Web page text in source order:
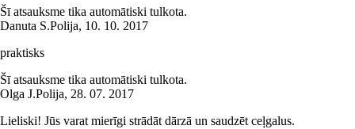
Šī atsauksme tika automātiski tulkota.
Danuta S.Polija, 10. 10. 2017
praktisks
Šī atsauksme tika automātiski tulkota.
Olga J.Polija, 28. 07. 2017
Lieliski! Jūs varat mierīgi strādāt dārzā un saudzēt ceļgalus.